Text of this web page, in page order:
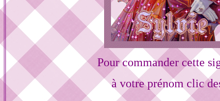
Pour commander cette
à votre prénom clic